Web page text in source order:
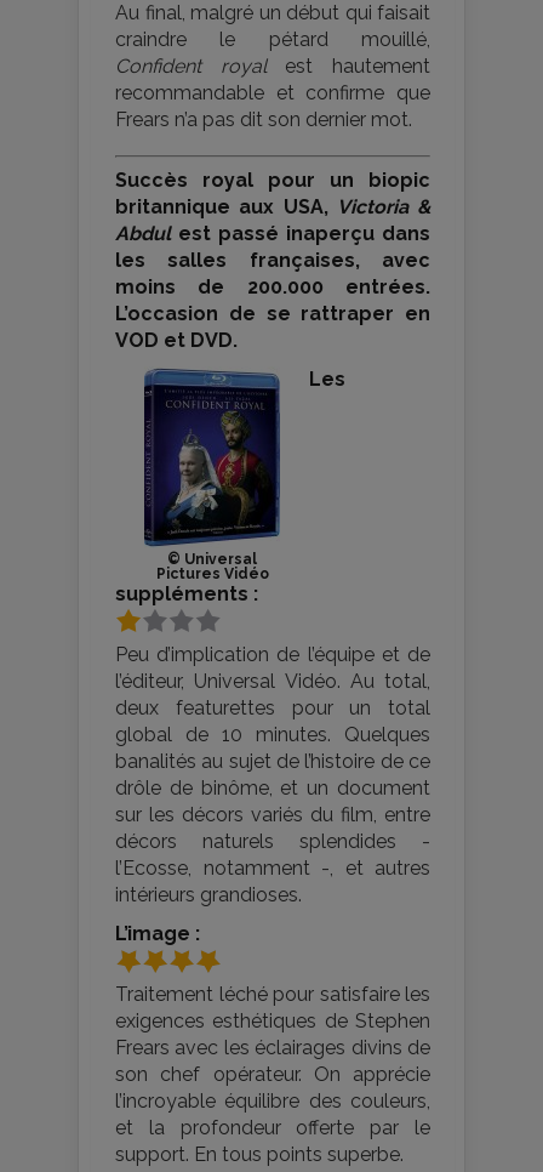
Au final, malgré un début qui faisait
craindre le pétard mouillé,
Confident royalest hautement
recommandable et confirme que
Frears n’a pas dit son dernier mot.
Succès royal pour un biopic
britannique aux USA, Victoria &
Abdulest passé inaperçu dans
les salles françaises, avec
moins de 200.000 entrées.
L’occasion de se rattraper en
VOD et DVD.
© Universal
Pictures Vidéo
Les
suppléments :
Peu d’implication de l’équipe et de
l’éditeur, Universal Vidéo. Au total,
deux featurettes pour un total
global de 10 minutes. Quelques
banalités au sujet de l’histoire de ce
drôle de binôme, et un document
sur les décors variés du film, entre
décors naturels splendides -
l’Ecosse, notamment -, et autres
intérieurs grandioses.
L’image :
Traitement léché pour satisfaire les
exigences esthétiques de Stephen
Frears avec les éclairages divins de
son chef opérateur. On apprécie
l’incroyable équilibre des couleurs,
et la profondeur offerte par le
support. En tous points superbe.